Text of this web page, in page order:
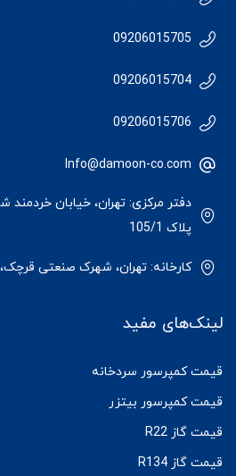
09206015705
09206015704
09206015706
Info@damoon-co.com
دفتر مرکزی: تهران، خیابان
پلاک 105/1
کارخانه: تهران، شهرک صنعتی قرچک،
لینک‌های مفید
قیمت کمپرسور سردخانه
قیمت کمپرسور بیتزر
قیمت گاز R22
قیمت گاز R134